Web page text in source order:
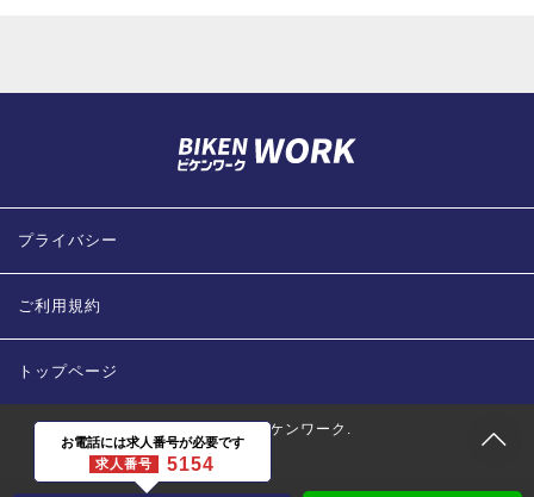
プライバシー
ご利用規約
トップページ
(C) 2018 ビケンワーク.
お電話には求人番号が必要です
求人番号
5154